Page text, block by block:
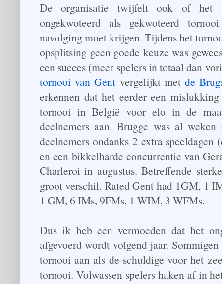
De organisatie twijfelt ook of het
ongekwoteerd als gekwoteerd
navolging moet krijgen. Tijdens het
opsplitsing geen goede keuze was
een succes (meer spelers in totaal dan
tornooi van Gent vergelijkt met de
erkennen dat het eerder een
tornooi in België voor elo in de
deelnemers aan. Brugge was al
deelnemers ondanks 2 extra speeldagen
en een bikkelharde concurrentie van
Charleroi in augustus. Betreffende
groot verschil. Rated Gent had 1GM, 1
1 GM, 6 IMs, 9FMs, 1 WIM, 3 WFMs.
Dus ik heb een vermoeden dat het
afgevoerd wordt volgend jaar.
tornooi aan als de schuldige voor het
tornooi. Volwassen spelers haken af in